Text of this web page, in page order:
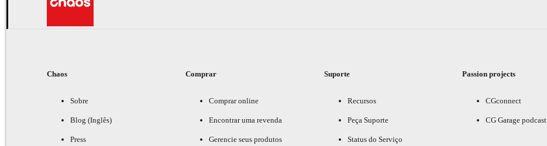
Chaos
Sobre
Blog (Inglês)
Press
Comprar
Comprar online
Encontrar uma revenda
Gerencie seus produtos
Suporte
Recursos
Peça Suporte
Status do Serviço
Passion projects
CGconnect
CG Garage podcast